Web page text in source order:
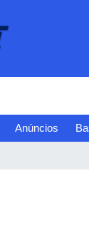
Anúncios